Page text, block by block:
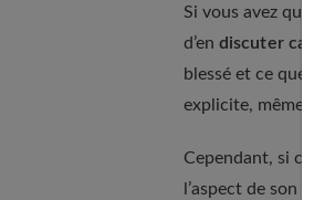
Si vous avez
d’en discuter
blessé et ce que
explicite, même s’il
Cependant, si ce
l’aspect de son